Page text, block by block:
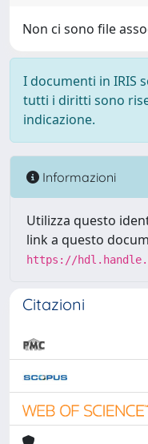
Non ci sono file
I documenti in IRIS
tutti i diritti sono
indicazione.
Informazioni
Utilizza questo
link a questo
https://
Citazioni